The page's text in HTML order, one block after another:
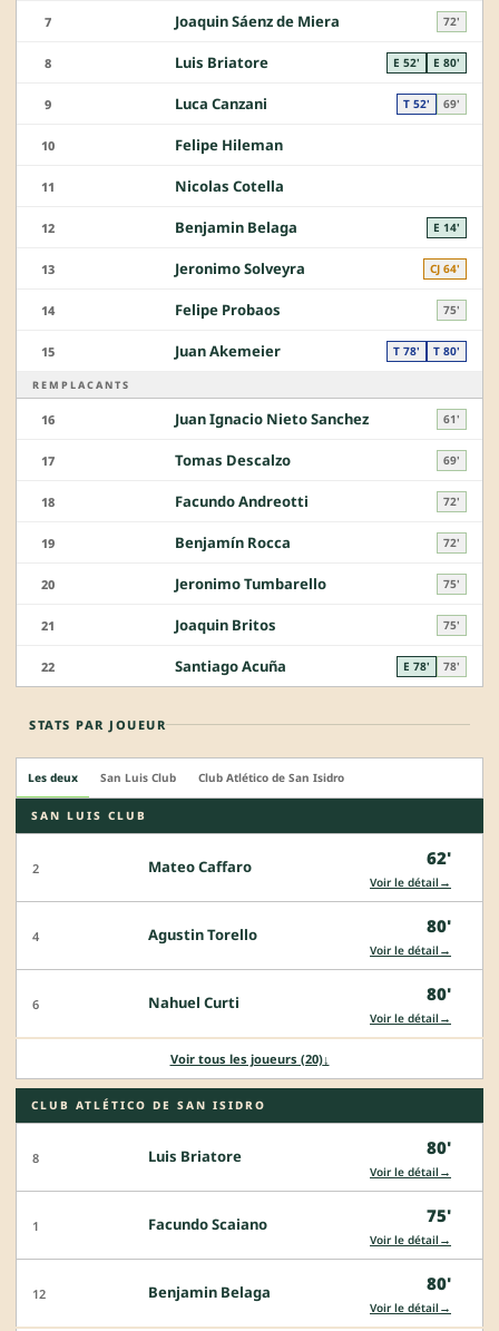
7 Joaquin Sáenz de Miera 72'
8 Luis Briatore E 52' E 80'
9 Luca Canzani T 52' 69'
10 Felipe Hileman
11 Nicolas Cotella
12 Benjamin Belaga E 14'
13 Jeronimo Solveyra CJ 64'
14 Felipe Probaos 75'
15 Juan Akemeier T 78' T 80'
REMPLACANTS
16 Juan Ignacio Nieto Sanchez 61'
17 Tomas Descalzo 69'
18 Facundo Andreotti 72'
19 Benjamín Rocca 72'
20 Jeronimo Tumbarello 75'
21 Joaquin Britos 75'
22 Santiago Acuña E 78' 78'
STATS PAR JOUEUR
Les deux San Luis Club Club Atlético de San Isidro
SAN LUIS CLUB
2 Mateo Caffaro 62'
Voir le détail →
4 Agustin Torello 80'
Voir le détail →
6 Nahuel Curti 80'
Voir le détail →
Voir tous les joueurs (20)↓
CLUB ATLÉTICO DE SAN ISIDRO
8 Luis Briatore 80'
Voir le détail →
1 Facundo Scaiano 75'
Voir le détail →
12 Benjamin Belaga 80'
Voir le détail →